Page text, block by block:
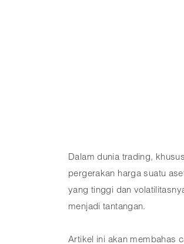
Dalam dunia trading,
pergerakan harga suatu
yang tinggi dan
menjadi tantangan.
Artikel ini akan membahas